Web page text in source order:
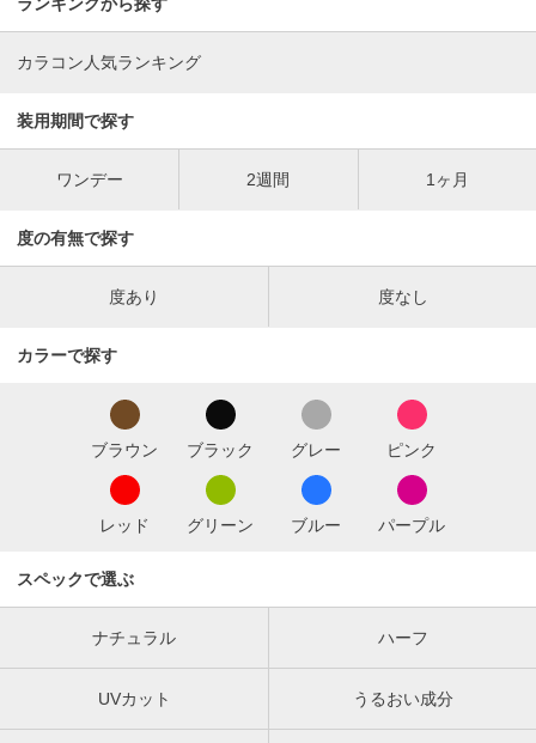
ランキングから探す
カラコン人気ランキング
装用期間で探す
ワンデー 2週間 1ヶ月
度の有無で探す
度あり 度なし
カラーで探す
ブラウン ブラック グレー ピンク
レッド グリーン ブルー パープル
スペックで選ぶ
ナチュラル ハーフ
UVカット うるおい成分